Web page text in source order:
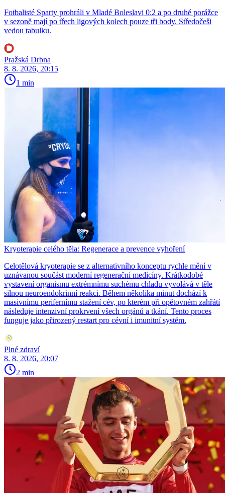
Fotbalisté Sparty prohráli v Mladé Boleslavi 0:2 a po druhé porážce
v sezoně mají po třech ligových kolech pouze tři body. Středočeši
vedou tabulku.
Pražská Drbna
8. 8. 2026, 20:15
1 min
Kryoterapie celého těla: Regenerace a prevence vyhoření
Celotělová kryoterapie se z alternativního konceptu rychle mění v
uznávanou součást moderní regenerační medicíny. Krátkodobé
vystavení organismu extrémnímu suchému chladu vyvolává v těle
silnou neuroendokrinní reakci. Během několika minut dochází k
masivnímu perifernímu stažení cév, po kterém při opětovném zahřátí
následuje intenzivní prokrvení všech orgánů a tkání. Tento proces
funguje jako přirozený restart pro cévní i imunitní systém.
Plné zdraví
8. 8. 2026, 20:07
2 min